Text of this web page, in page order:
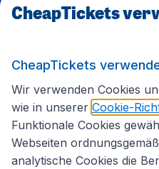
Internationale Webseiten
Folgen Sie uns:
CheapTickets
CheapTickets
Wir verwenden Cookies
wie in unserer Cookie-
Funktionale Cookies
Webseiten
analytische Cookies die